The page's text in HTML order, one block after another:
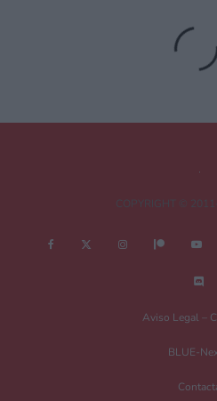
Lo que no me ha quedado claro
todos los Kingdom Hearts para
Perdonad, comentario en noticia
Pichi
9 junio, 2026 18:29
Ni te rayes. Si el despiste te
Aviso Legal –
BLUE-